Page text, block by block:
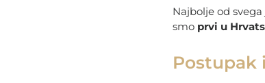
Najbolje od
smo prvi u
Postupak